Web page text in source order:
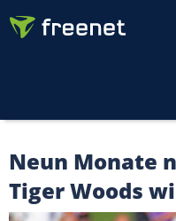
Neun Monate
Tiger Woods